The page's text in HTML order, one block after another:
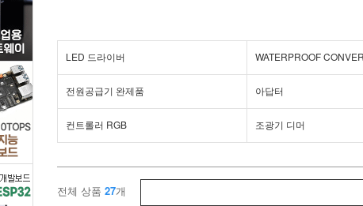
러
>
기
타
드
라
LED 드라이버 WATERPROOF
전원공급기 완제품 아답터
컨트롤러 RGB 조광기 디머
전체 상품 27개